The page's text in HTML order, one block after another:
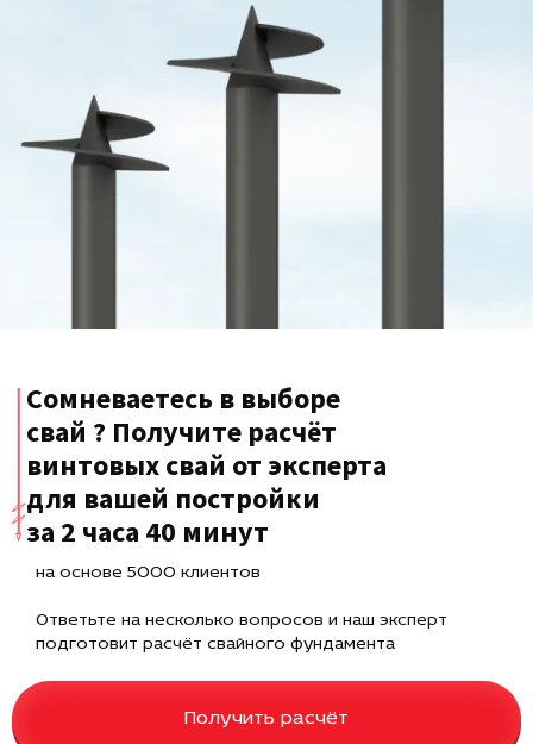
Сомневаетесь в выборе
свай ? Получите расчёт
винтовых свай от эксперта
для вашей постройки
за 2 часа 40 минут
на основе 5000 клиентов
Ответьте на несколько вопросов и наш эксперт
подготовит расчёт свайного фундамента
Получить расчёт